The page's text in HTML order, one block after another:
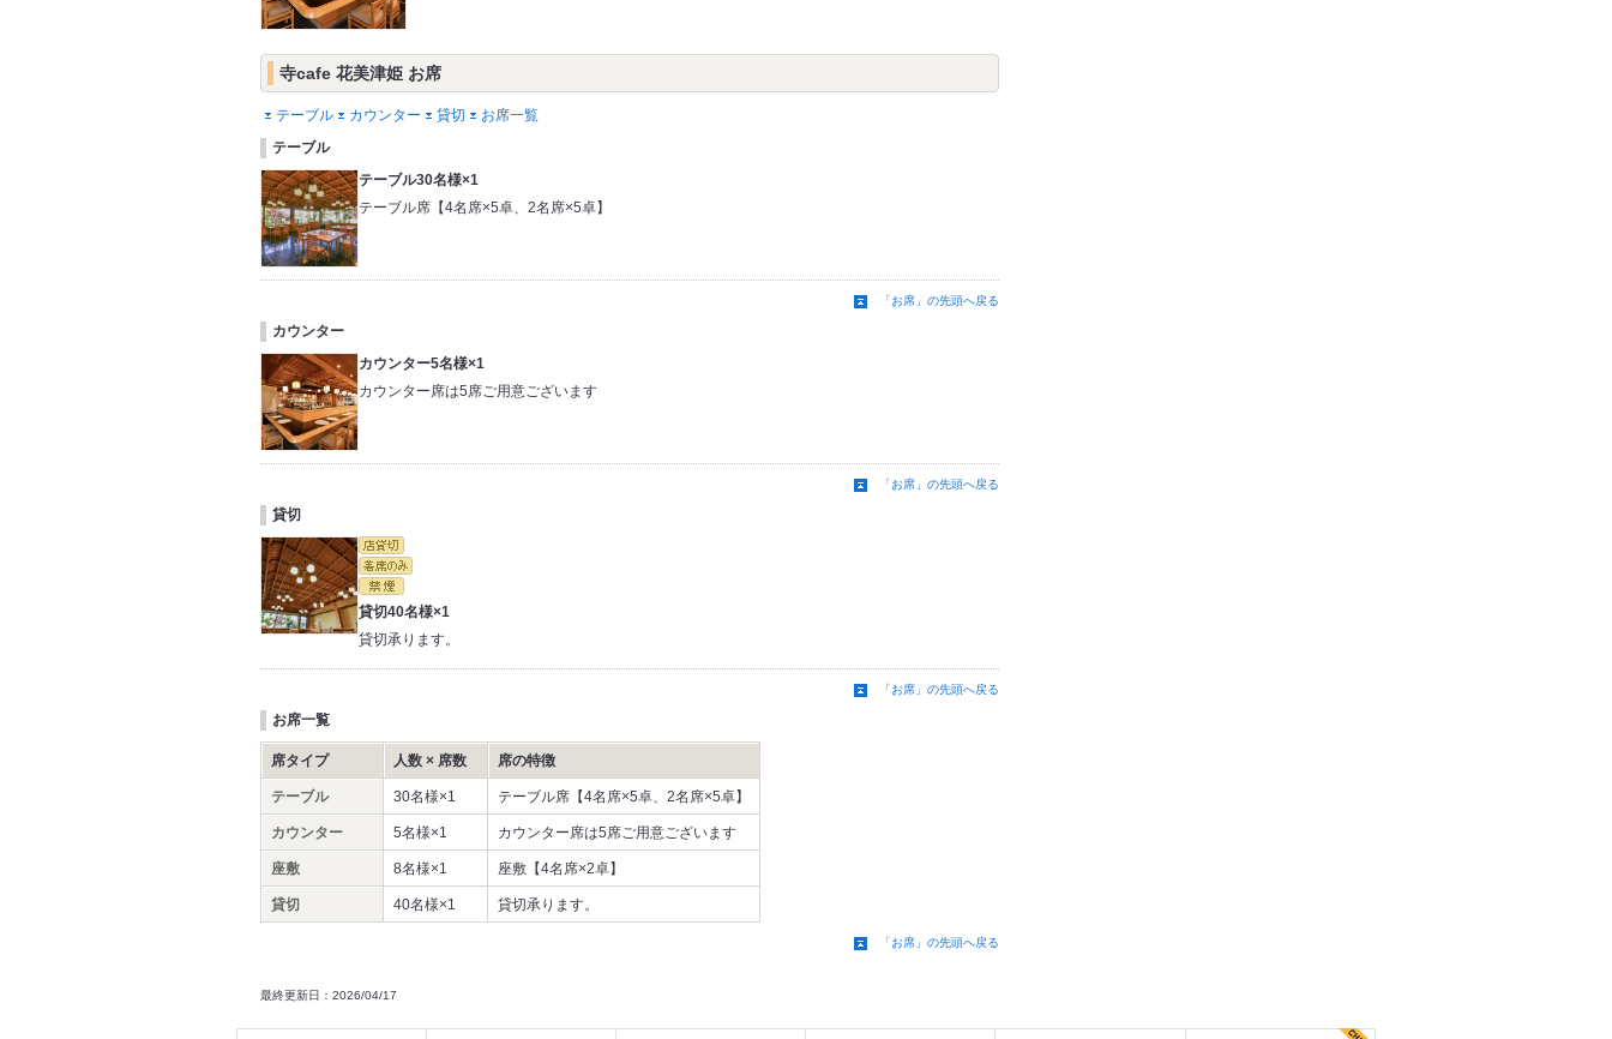
寺cafe 花美津姫 お席
テーブル カウンター 貸切
お席一覧
テーブル
テーブル30名様×1
テーブル席【4名席×5卓、2名席×5卓】
「お席」の先頭へ戻る
カウンター
カウンター5名様×1
カウンター席は5席ご用意ございます
「お席」の先頭へ戻る
貸切
貸切40名様×1
貸切承ります。
「お席」の先頭へ戻る
お席一覧
席タイプ 人数 × 席数 席の特徴
テーブル 30名様×1 テーブル席【4名席×5卓、2名席×5卓】
カウンター 5名様×1 カウンター席は5席ご用意ございます
座敷 8名様×1 座敷【4名席×2卓】
貸切 40名様×1 貸切承ります。
「お席」の先頭へ戻る
最終更新日：2026/04/17